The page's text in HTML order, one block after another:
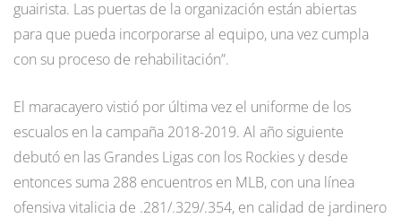
guairista. Las puertas de la organización están abiertas
para que pueda incorporarse al equipo, una vez cumpla
con su proceso de rehabilitación”.
El maracayero vistió por última vez el uniforme de los
escualos en la campaña 2018-2019. Al año siguiente
debutó en las Grandes Ligas con los Rockies y desde
entonces suma 288 encuentros en MLB, con una línea
ofensiva vitalicia de .281/.329/.354, en calidad de jardinero